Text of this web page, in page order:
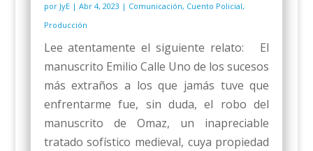
por JyE| Abr 4, 2023 | Comunicación, Cuento Policial,
Producción
Lee atentamente el siguiente relato: El
manuscrito Emilio Calle Uno de los sucesos
más extraños a los que jamás tuve que
enfrentarme fue, sin duda, el robo del
manuscrito de Omaz, un inapreciable
tratado sofístico medieval, cuya propiedad